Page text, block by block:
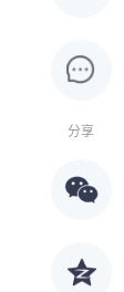
分享